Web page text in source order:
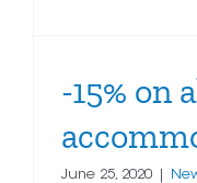
-15% on
June 25, 2020